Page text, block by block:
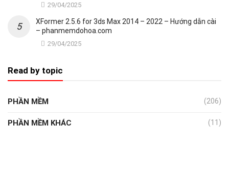
29/04/2025
XFormer 2.5.6 for 3ds Max 2014 – 2022 – Hướng dẫn cài
– phanmemdohoa.com
29/04/2025
Read by topic
PHẦN MỀM (206)
PHẦN MỀM KHÁC (11)